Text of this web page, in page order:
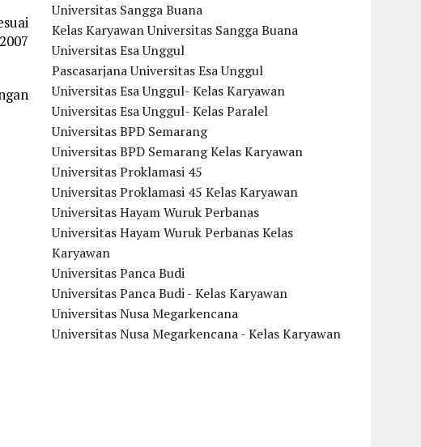
Universitas Sangga Buana
Kelas Karyawan Universitas Sangga Buana
Universitas Esa Unggul
Pascasarjana Universitas Esa Unggul
Universitas Esa Unggul- Kelas Karyawan
Universitas Esa Unggul- Kelas Paralel
Universitas BPD Semarang
Universitas BPD Semarang Kelas Karyawan
Universitas Proklamasi 45
Universitas Proklamasi 45 Kelas Karyawan
Universitas Hayam Wuruk Perbanas
Universitas Hayam Wuruk Perbanas Kelas
Karyawan
Universitas Panca Budi
Universitas Panca Budi - Kelas Karyawan
Universitas Nusa Megarkencana
Universitas Nusa Megarkencana - Kelas Karyawan